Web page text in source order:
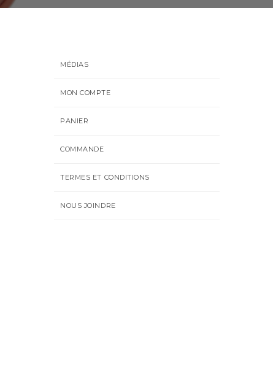
MÉDIAS
MON COMPTE
PANIER
COMMANDE
TERMES ET CONDITIONS
NOUS JOINDRE